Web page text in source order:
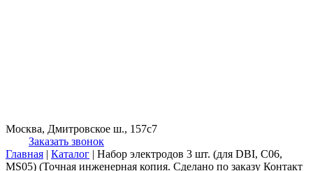
Москва, Дмитровское ш., 157с7
Заказать звонок
Главная | Каталог | Набор электродов 3 шт. (для DBI, C06,
MS05) (Точная инженерная копия. Cделано по заказу Контакт